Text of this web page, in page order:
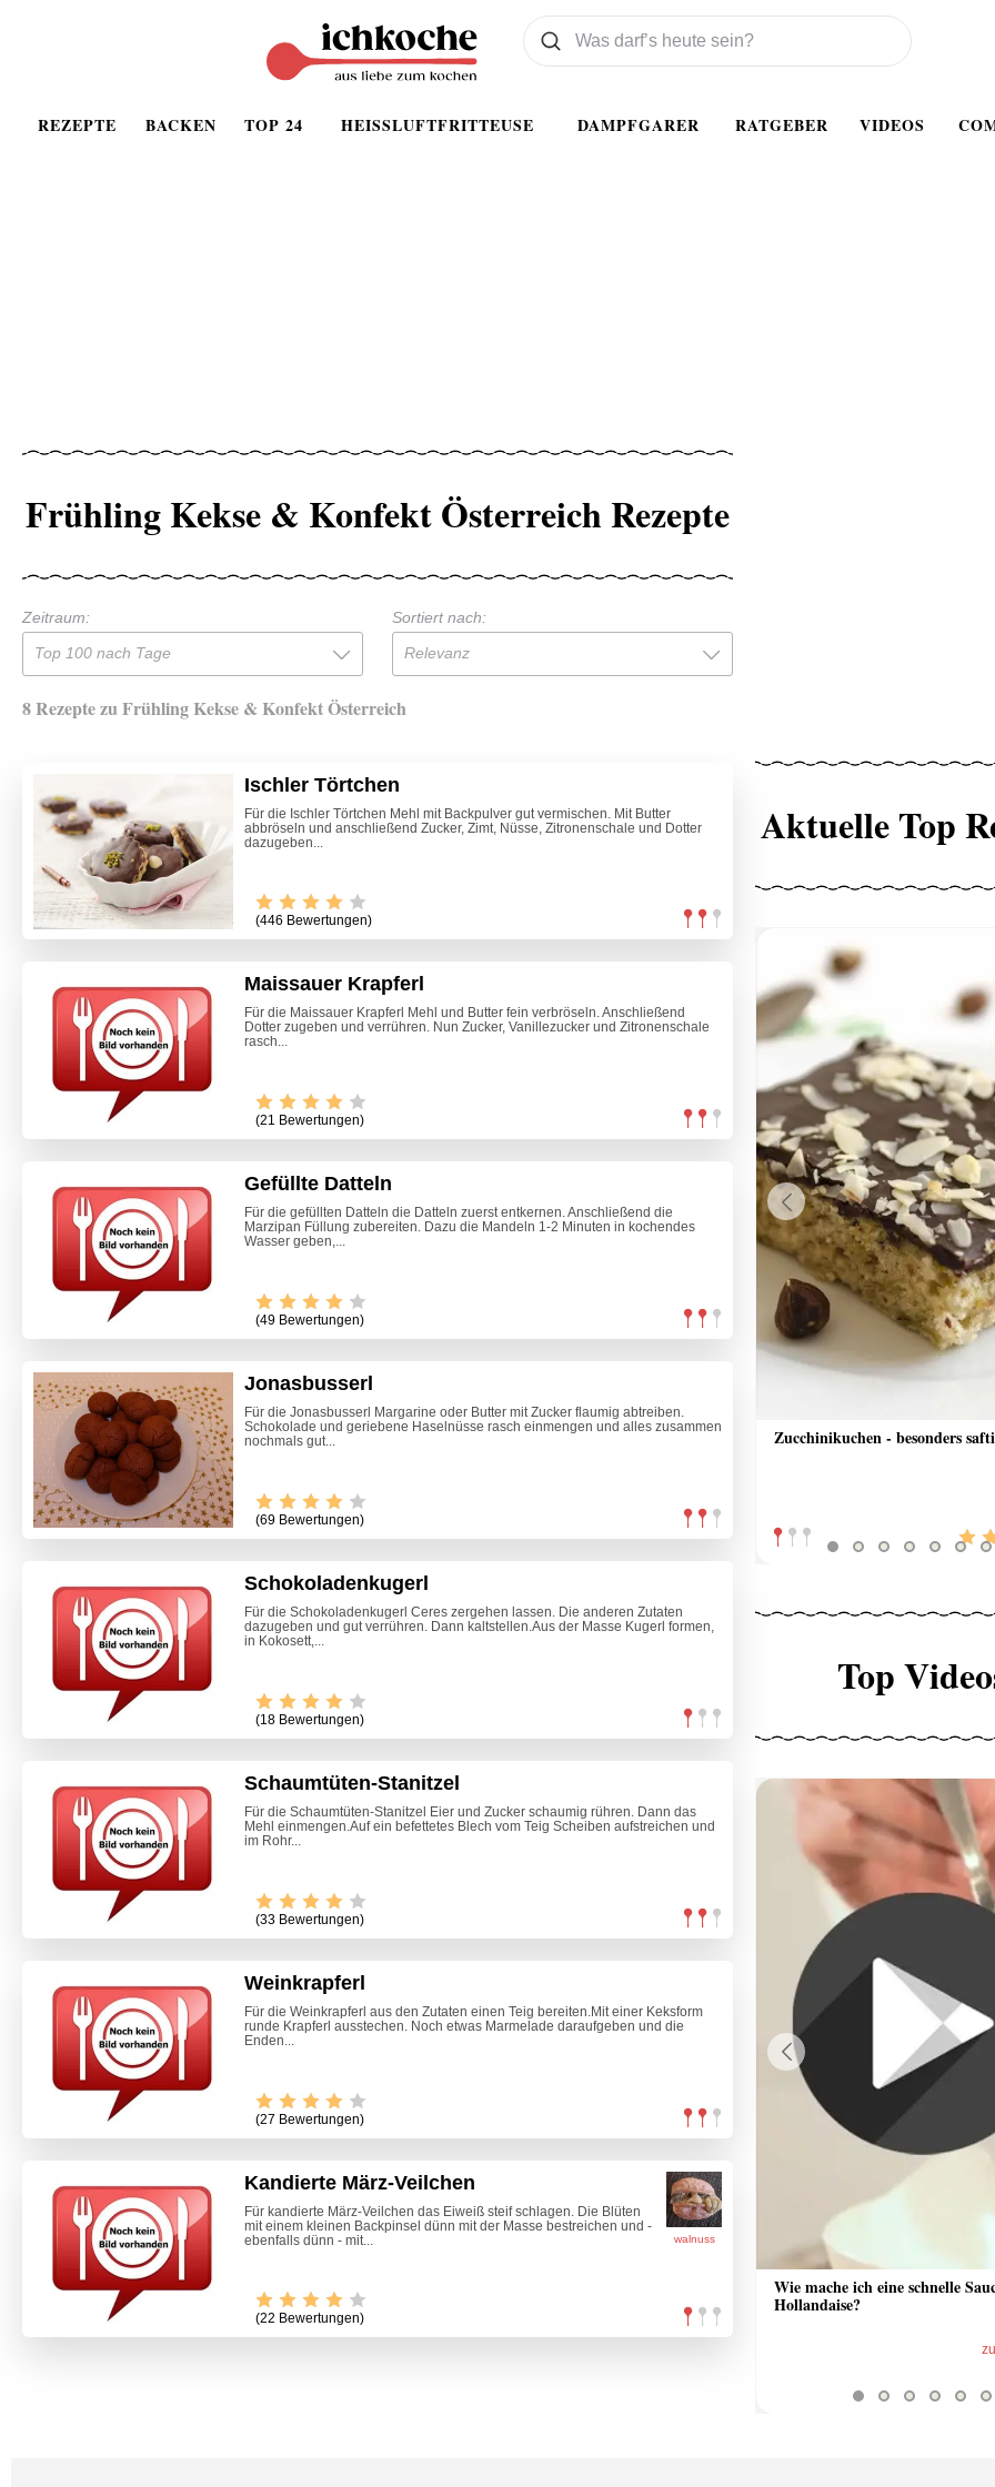
REZEPTE BACKEN TOP 24 HEISSLUFTFRITTEUSE DAMPFGARER RATGEBER VIDEOS
Was wollen Sie suchen
Suchen
Frühling Kekse & Konfekt Österreich Rezepte
Zeitraum:
Top 100 nach Tage
Sortiert nach:
Relevanz
8 Rezepte zu Frühling Kekse & Konfekt Österreich
Ischler Törtchen
Für die Ischler Törtchen Mehl mit Backpulver gut vermischen. Mit Butter
abbröseln und anschließend Zucker, Zimt, Nüsse, Zitronenschale und Dotter
dazugeben...
(446 Bewertungen)
Maissauer Krapferl
Für die Maissauer Krapferl Mehl und Butter fein verbröseln. Anschließend
Dotter zugeben und verrühren. Nun Zucker, Vanillezucker und Zitronenschale
rasch...
(21 Bewertungen)
Gefüllte Datteln
Für die gefüllten Datteln die Datteln zuerst entkernen. Anschließend die
Marzipan Füllung zubereiten. Dazu die Mandeln 1-2 Minuten in kochendes
Wasser geben,...
(49 Bewertungen)
Jonasbusserl
Für die Jonasbusserl Margarine oder Butter mit Zucker flaumig abtreiben.
Schokolade und geriebene Haselnüsse rasch einmengen und alles zusammen
nochmals gut...
(69 Bewertungen)
Schokoladenkugerl
Für die Schokoladenkugerl Ceres zergehen lassen. Die anderen Zutaten
dazugeben und gut verrühren. Dann kaltstellen.Aus der Masse Kugerl formen,
in Kokosett,...
(18 Bewertungen)
Schaumtüten-Stanitzel
Für die Schaumtüten-Stanitzel Eier und Zucker schaumig rühren. Dann das
Mehl einmengen.Auf ein befettetes Blech vom Teig Scheiben aufstreichen und
im Rohr...
(33 Bewertungen)
Weinkrapferl
Für die Weinkrapferl aus den Zutaten einen Teig bereiten.Mit einer Keksform
runde Krapferl ausstechen. Noch etwas Marmelade daraufgeben und die
Enden...
(27 Bewertungen)
walnuss
Kandierte März-Veilchen
Für kandierte März-Veilchen das Eiweiß steif schlagen. Die Blüten
mit einem kleinen Backpinsel dünn mit der Masse bestreichen und -
ebenfalls dünn - mit...
(22 Bewertungen)
Aktuelle Top
Zucchinikuchen - besonders
Ofenkartoffel mit Schnittlauchsauce
Previous
Top
Wie mache ich eine schnelle
Hollandaise?
Previous